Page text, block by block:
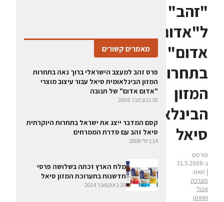
"זהב"
ל"אדום
אדום"
בתחרות
המזון
הבינלאומית
סיאל
פורסם
ב-31.5.2006
| מאת:
מערכת
אכול
ושאטו
מאמרים קשורים
פרס זהב למעצב הישראלי ברוך נאה בתחרות
המזון הבינלאומית סיאל עבור עיצוב מוצרי
"אדום אדום" של תנובה
30 בנובמבר 2006
קסם המדבר ייצג את ישראל בתחרות היוקרתית
סיאל זהב עם סדרת הממרחים
14 ביולי 2008
מלח הארץ זכתה בשלושה פרסי
חדשנות בתערוכת המזון סיאל
20 באוקטובר 2014